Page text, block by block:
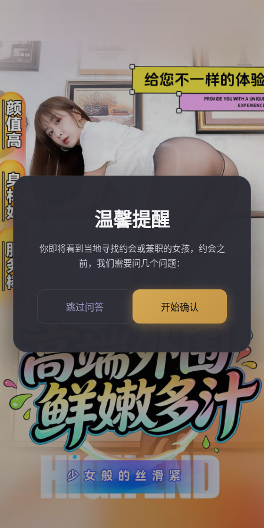
温馨提醒
你即将看到当地寻找约会或兼职的女孩，约会之
前，我们需要问几个问题：
跳过问答 开始确认